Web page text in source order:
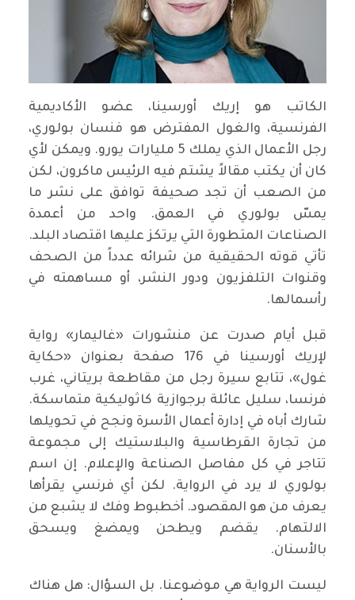
الكاتب هو إريك أورسينا، عضو الأكاديمية
الفرنسية، والغول المفترض هو فنسان بولوري،
رجل الأعمال الذي يملك 5 مليارات يورو. ويمكن لأي
كان أن يكتب مقالاً يشتم فيه الرئيس ماكرون، لكن
من الصعب أن تجد صحيفة توافق على نشر ما
يمسّ بولوري في العمق. واحد من أعمدة
الصناعات المتطورة التي يرتكز عليها اقتصاد البلد.
تأتي قوته الحقيقية من شرائه عدداً من الصحف
وقنوات التلفزيون ودور النشر، أو مساهمته في
رأسمالها.
قبل أيام صدرت عن منشورات «غاليمار» رواية
لإريك أورسينا في 176 صفحة بعنوان «حكاية
غول»، تتابع سيرة رجل من مقاطعة بريتاني، غرب
فرنسا، سليل عائلة برجوازية كاثوليكية متماسكة.
شارك أباه في إدارة أعمال الأسرة ونجح في تحويلها
من تجارة القرطاسية والبلاستيك إلى مجموعة
تتاجر في كل مفاصل الصناعة والإعلام. إن اسم
بولوري لا يرد في الرواية. لكن أي فرنسي يقرأها
يعرف من هو المقصود. أخطبوط وفك لا يشبع من
الالتهام. يقضم ويطحن ويمضغ ويسحق
بالأسنان.
ليست الرواية هي موضوعنا. بل السؤال: هل هناك